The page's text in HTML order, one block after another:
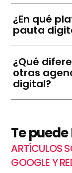
¿En qué
pauta
¿Qué
otras
digital?
Te
ARTÍCULOS
GOOGLE Y